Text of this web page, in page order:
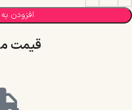
افزودن
قیمت